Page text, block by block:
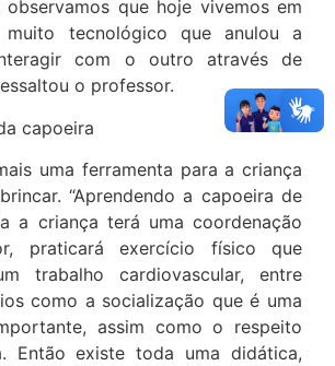
que hoje vivemos em
muito tecnológico que anulou a
com o outro através de
o professor.
capoeira
uma ferramenta para a criança
“Aprendendo a capoeira de
a criança terá uma coordenação
praticará exercício físico que
trabalho cardiovascular, entre
como a socialização que é uma
assim como o respeito
Então existe toda uma didática,